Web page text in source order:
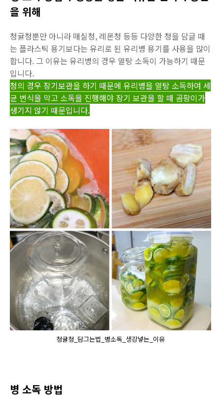
을 위해
청귤청뿐만 아니라 매실청, 레몬청 등등 다양한 청을 담글 때
는 플라스틱 용기보다는 유리로 된 유리병 용기를 사용을 많이
합니다. 그 이유는 유리병의 경우 열탕 소독이 가능하기 때문
입니다.
청의 경우 장기보관을 하기 때문에 유리병을 열탕 소독하여 세
균 번식을 막고 소독을 진행해야 장기 보관을 할 때 곰팡이가
생기지 않기 때문입니다.
청귤청_담그는법_병소독_생강넣는_이유
병 소독 방법